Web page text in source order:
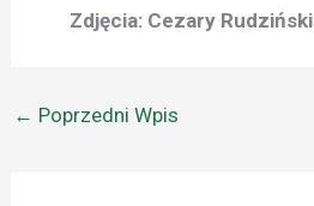
Zdjęcia: Cezary Rudziński
← Poprzedni Wpis